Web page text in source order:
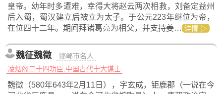
皇帝。幼年时多遭难，幸得大将赵云两次相救，刘备定益州
后入蜀，蜀汉建立后被立为太子。于公元223年继位为帝，
在位四十二年。期间拜诸葛亮为相父，并支持姜… 详情 ▷
魏征魏徵
邯郸市名人
凌烟阁二十四功臣,中国古代十大谋士
魏徵（580年643年2月11日），字玄成，钜鹿郡（一说在今